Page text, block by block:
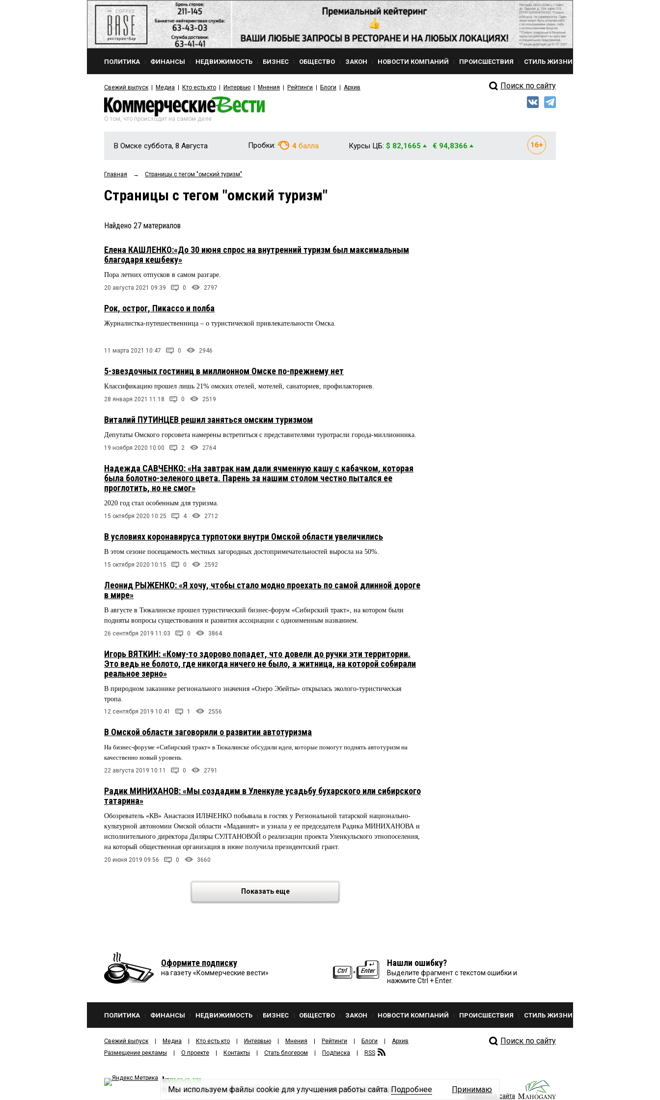
ПОЛИТИКА ФИНАНСЫ НЕДВИЖИМОСТЬ БИЗНЕС ОБЩЕСТВО ЗАКОН НОВОСТИ КОМПАНИЙ ПРОИСШЕСТВИЯ СТИЛЬ ЖИЗНИ
Свежий выпуск Медиа Кто есть кто Интервью Мнения Рейтинги Блоги Архив Поиск по сайту
О том, что происходит на самом деле
В Омске суббота, 8 Августа Пробки: 4 балла Курсы ЦБ: $ 82,1665 € 94,8366
Главная → Страницы c тегом "омский туризм"
Страницы c тегом "омский туризм"
Найдено 27 материалов
Елена КАШЛЕНКО:«До 30 июня спрос на внутренний туризм был максимальным
благодаря кешбеку»
Пора летних отпусков в самом разгаре.
20 августа 2021 09:39 0 2797
Рок, острог, Пикассо и полба
Журналистка-путешественница – о туристической привлекательности Омска.
11 марта 2021 10:47 0 2946
5-звездочных гостиниц в миллионном Омске по-прежнему нет
Классификацию прошел лишь 21% омских отелей, мотелей, санаториев, профилакториев.
28 января 2021 11:18 0 2519
Виталий ПУТИНЦЕВ решил заняться омским туризмом
Депутаты Омского горсовета намерены встретиться с представителями туротрасли города-миллионника.
19 ноября 2020 10:00 2 2764
Надежда САВЧЕНКО: «На завтрак нам дали ячменную кашу с кабачком, которая
была болотно-зеленого цвета. Парень за нашим столом честно пытался ее
проглотить, но не смог»
2020 год стал особенным для туризма.
15 октября 2020 10:25 4 2712
В условиях коронавируса турпотоки внутри Омской области увеличились
В этом сезоне посещаемость местных загородных достопримечательностей выросла на 50%.
15 октября 2020 10:15 0 2592
Леонид РЫЖЕНКО: «Я хочу, чтобы стало модно проехать по самой длинной дороге
в мире»
В августе в Тюкалинске прошел туристический бизнес-форум «Сибирский тракт», на котором были
подняты вопросы существования и развития ассоциации с одноименным названием.
26 сентября 2019 11:03 0 3864
Игорь ВЯТКИН: «Кому-то здорово попадет, что довели до ручки эти территории.
Это ведь не болото, где никогда ничего не было, а житница, на которой собирали
реальное зерно»
В природном заказнике регионального значения «Озеро Эбейты» открылась эколого-туристическая
тропа.
12 сентября 2019 10:41 1 2556
В Омской области заговорили о развитии автотуризма
На бизнес-форуме «Сибирский тракт» в Тюкалинске обсудили идеи, которые помогут поднять автотуризм на
качественно новый уровень.
22 августа 2019 10:11 0 2791
Радик МИНИХАНОВ: «Мы создадим в Уленкуле усадьбу бухарского или сибирского
татарина»
Обозреватель «КВ» Анастасия ИЛЬЧЕНКО побывала в гостях у Региональной татарской национально-
культурной автономии Омской области «Маданият» и узнала у ее председателя Радика МИНИХАНОВА и
исполнительного директора Диляры СУЛТАНОВОЙ о реализации проекта Уленкульского этнопоселения,
на который общественная организация в июне получила президентский грант.
20 июня 2019 09:56 0 3660
Показать еще
Оформите подписку
на газету «Коммерческие вести»
Нашли ошибку?
Выделите фрагмент с текстом ошибки и
нажмите Ctrl + Enter.
ПОЛИТИКА ФИНАНСЫ НЕДВИЖИМОСТЬ БИЗНЕС ОБЩЕСТВО ЗАКОН НОВОСТИ КОМПАНИЙ ПРОИСШЕСТВИЯ СТИЛЬ ЖИЗНИ
Свежий выпуск Медиа Кто есть кто Интервью Мнения Рейтинги Блоги
Архив
Размещение рекламы
О проекте Контакты Стать блогером Подписка RSS
Поиск по сайту
kvnews.ru
2001—2026ООО ИЗДАТЕЛЬСКИЙ ДОМ «КВ».
Политика конфиденциальности
Разработка сайта
Мы используем файлы cookie для улучшения работы сайта. Подробнее Принимаю